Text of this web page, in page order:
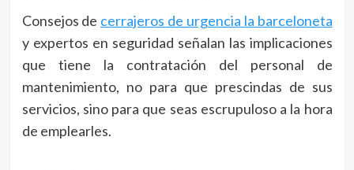
Consejos de cerrajeros de urgencia la barceloneta
y expertos en seguridad señalan las implicaciones
que tiene la contratación del personal de
mantenimiento, no para que prescindas de sus
servicios, sino para que seas escrupuloso a la hora
de emplearles.